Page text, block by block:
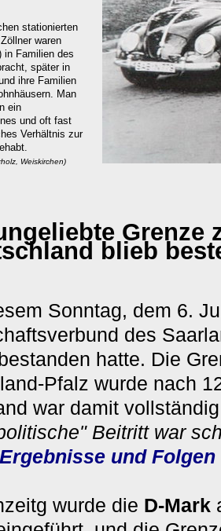
stationierten
waren
in Familien des
später in
ihre Familien
Man
ein
und oft fast
Verhältnis zur
Weiskirchen)
Grenze
blieb
Sonntag, dem 6.
des
hatte. Die
Pfalz wurde nach
war damit
Beitritt war
Ergebnisse und
wurde die D-Mark